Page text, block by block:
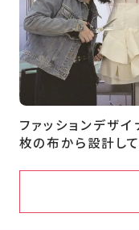
ファッションデザ
枚の布から設計し